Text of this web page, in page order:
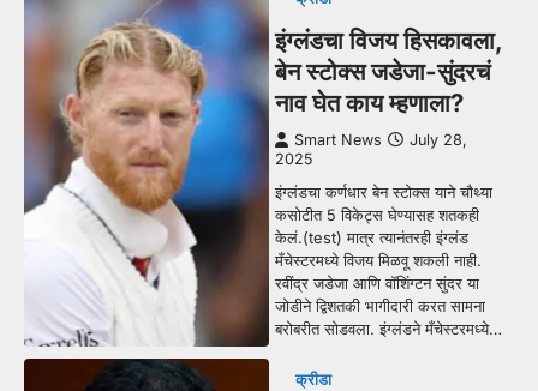
इंग्लंडचा विजय हिसकावला,
बेन स्टोक्स जडेजा-सुंदरचं
नाव घेत काय म्हणाला?
Smart News
July 28,
2025
इंग्लंडचा कर्णधार बेन स्टोक्स याने चौथ्या
कसोटीत 5 विकेट्स घेण्यासह शतकही
केलं.(test) मात्र त्यानंतरही इंग्लंड
मँचेस्टरमध्ये विजय मिळवू शकली नाही.
रवींद्र जडेजा आणि वॉशिंग्टन सुंदर या
जोडीने द्विशतकी भागीदारी करत सामना
बरोबरीत सोडवला. इंग्लंडने मँचेस्टरमध्ये…
क्रीडा